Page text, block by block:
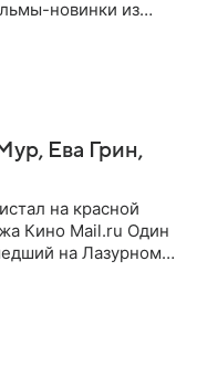
Ева Грин,
на красной
Кино Mail.ru Один
на Лазурном